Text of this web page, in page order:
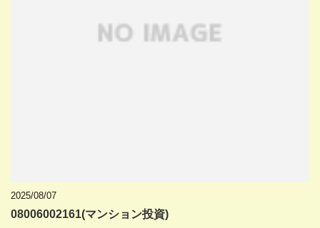
2025/08/07
08006002161(マンション投資)